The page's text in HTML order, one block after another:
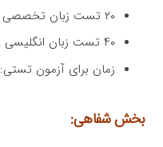
۲۰ تست زبان تخصصی پزشکی
۴۰ تست زبان انگلیسی عمومی
زمان برای آزمون تستی: ۲ ساعت و ۳۰ دقیقه
بخش شفاهی: